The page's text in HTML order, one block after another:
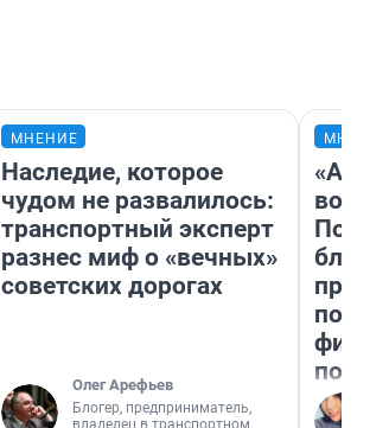
МНЕНИЕ
Наследие, которое
чудом не развалилось:
транспортный эксперт
разнес миф о «вечных»
советских дорогах
Олег Арефьев
Блогер, предприниматель,
владелец в транспортном
вот